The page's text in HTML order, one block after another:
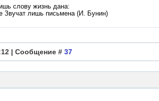
слову жизнь дана:
Звучат лишь письмена (И. Бунин)
| Сообщение # 37